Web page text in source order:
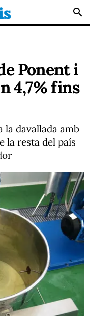
search
Ponent i
4,7% fins
davallada amb
la resta del país